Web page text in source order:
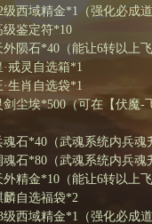
西域精金*1（强化必成道
级鉴定符*10
陨石*40（能让6转以上
戒灵自选箱*1
生肖自选袋*1
剑尘埃*500（可在【伏魔
石*40（武魂系统内兵魂
石*80（武魂系统内兵魂
精金*10（能让6转以上
麟自选福袋*2
西域精金*1（强化必成道